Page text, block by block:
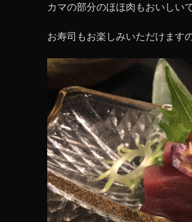
カマの部分のほほ肉もおいしい
お寿司もお楽しみいただけます